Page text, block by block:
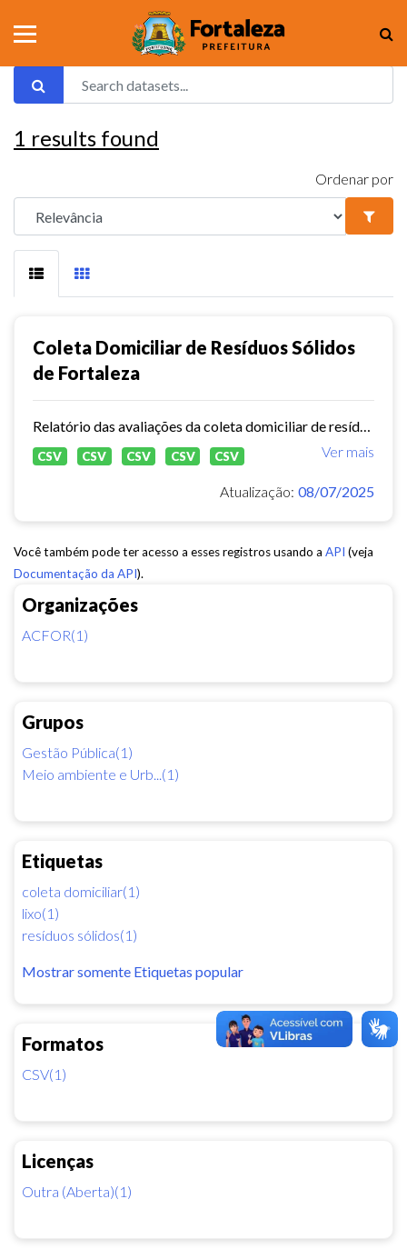
Organizações
ACFOR(1)
Grupos
Gestão Pública(1)
Meio ambiente e Urb...(1)
Etiquetas
coleta domiciliar(1)
lixo(1)
resíduos sólidos(1)
Mostrar somente Etiquetas popular
Formatos
CSV(1)
Licenças
Outra (Aberta)(1)
1 results found
Ordenar por
Coleta Domiciliar de Resíduos Sólidos
de Fortaleza
Ver mais
CSV CSV CSV CSV CSV
Atualização: 08/07/2025
Você também pode ter acesso a esses registros usando a API (veja
Documentação da API).